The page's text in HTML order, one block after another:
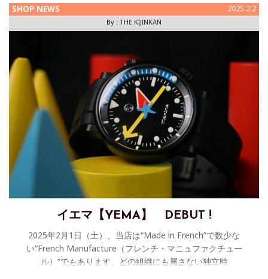
NEEL(
SHOP NEWS 2025.2.2
By : THE KIJINKAN
イエマ【YEMA】 DEBUT !
2025年2月1日（土）、当店は“Made in French”で数少な
い“French Manufacture（フレンチ・マニュファクチュー
ル）“でもあります、どの組織にも属さない独立時